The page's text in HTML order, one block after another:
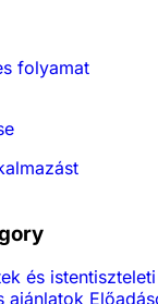
folyamat
és
ajánlatok